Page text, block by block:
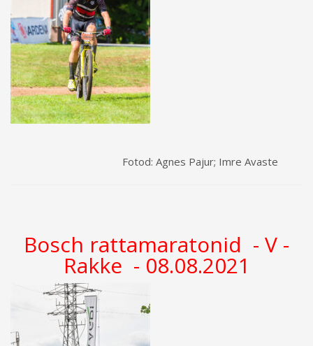
Fotod: Agnes Pajur; Imre Avaste
Bosch rattamaratonid - V -
Rakke - 08.08.2021